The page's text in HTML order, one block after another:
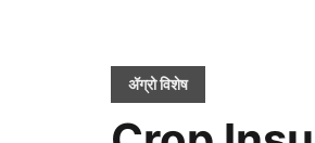
ॲग्रो विशेष